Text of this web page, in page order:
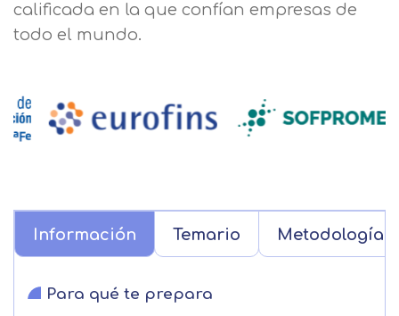
calificada en la que confían empresas de
todo el mundo.
Información Temario Metodología
Para qué te prepara